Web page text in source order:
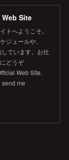
Web Site
トへようこそ。
ジュールや、
ています。お仕
どうぞ
Web Site.
send me